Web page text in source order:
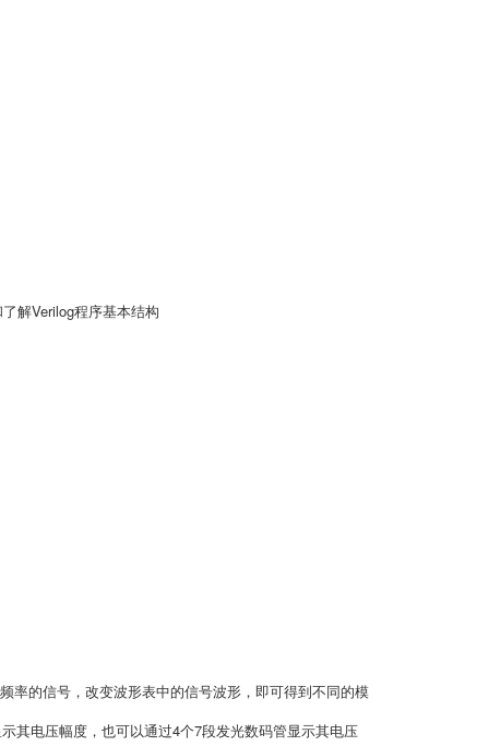
解Verilog程序基本结构
率的信号，改变波形表中的信号波形，即可得到不同的模
其电压幅度，也可以通过4个7段发光数码管显示其电压